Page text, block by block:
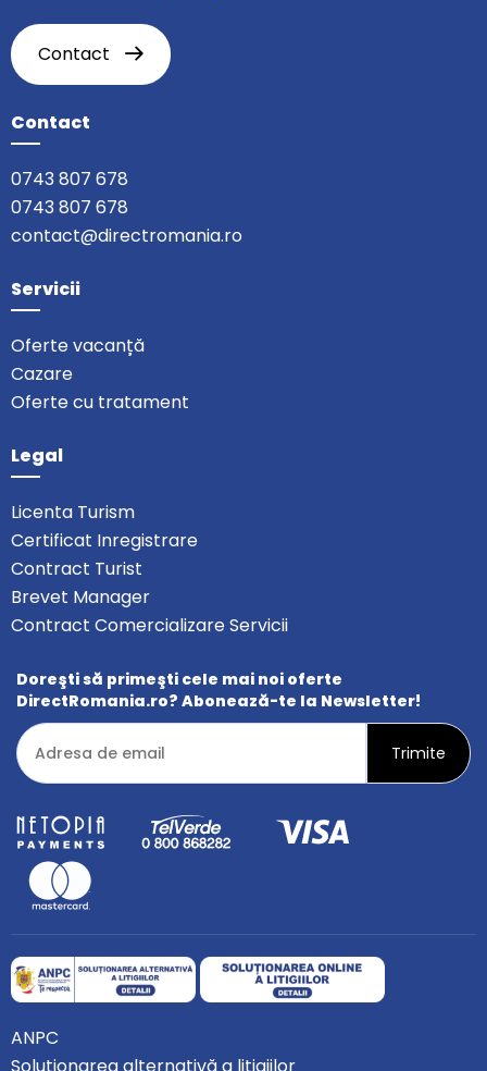
Contact
Contact
0743 807 678
0743 807 678
contact@directromania.ro
Servicii
Oferte vacanță
Cazare
Oferte cu tratament
Legal
Licenta Turism
Certificat Inregistrare
Contract Turist
Brevet Manager
Contract Comercializare Servicii
Doreşti să primeşti cele mai noi oferte
DirectRomania.ro? Abonează-te la Newsletter!
ANPC